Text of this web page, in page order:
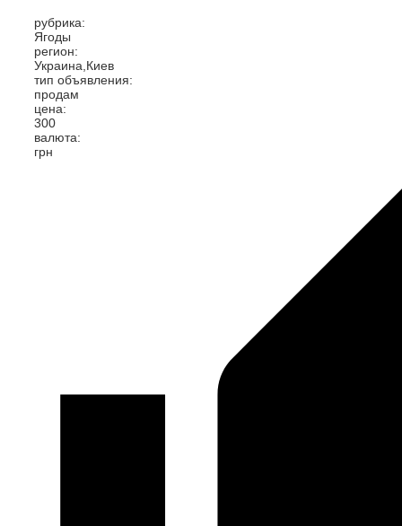
рубрика:
Ягоды
регион:
Украина,Киев
тип объявления:
продам
цена:
300
валюта:
грн